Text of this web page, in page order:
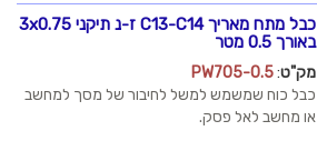
כבל מתח מאריך C13-C14 ז-נ תיקני 3x0.75
באורך 0.5 מטר
מק"ט:
PW705-0.5
כבל כוח שמשמש למשל לחיבור של מסך למחשב
או מחשב לאל פסק.